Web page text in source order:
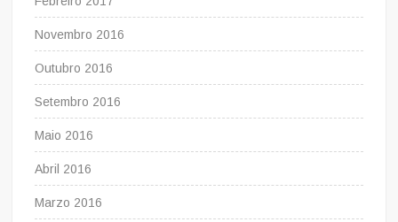
Novembro 2016
Outubro 2016
Setembro 2016
Maio 2016
Abril 2016
Marzo 2016